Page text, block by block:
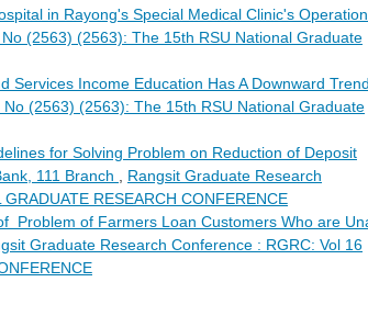
in Rayong's Special Medical Clinic's
(2563) (2563): The 15th RSU National Graduate
Services Income Education Has A Downward
(2563) (2563): The 15th RSU National Graduate
for Solving Problem on Reduction of Deposit
111 Branch
Rangsit Graduate Research
RESEARCH CONFERENCE
Problem of Farmers Loan Customers Who are
Graduate Research Conference : RGRC: Vol 16